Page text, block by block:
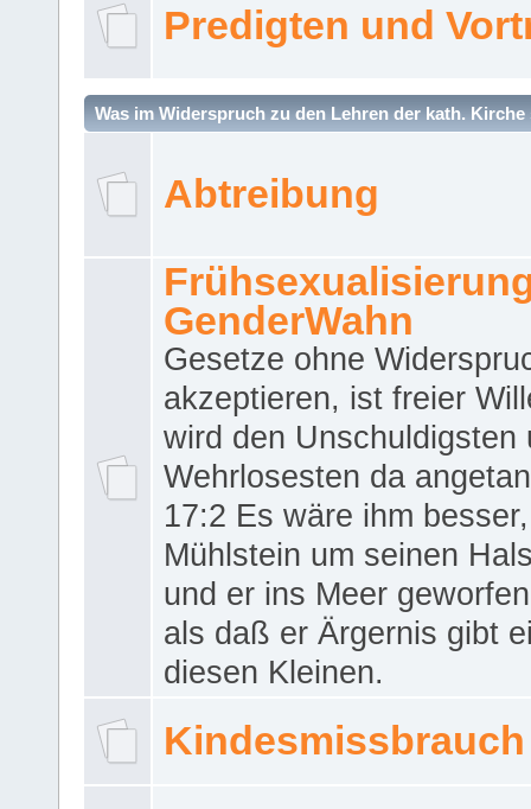
Predigten und
Was im Widerspruch zu den Lehren der kath. Kirche
Abtreibung
GenderWahn
Gesetze ohne
akzeptieren, ist freier
wird den Unschuldigsten
Wehrlosesten da
17:2 Es wäre ihm
Mühlstein um seinen
und er ins Meer
als daß er Ärgernis gibt
diesen Kleinen.
Kindesmissbrauch